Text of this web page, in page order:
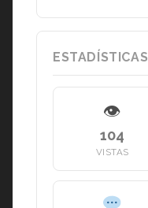
ESTADÍSTICAS
👁
104
VISTAS